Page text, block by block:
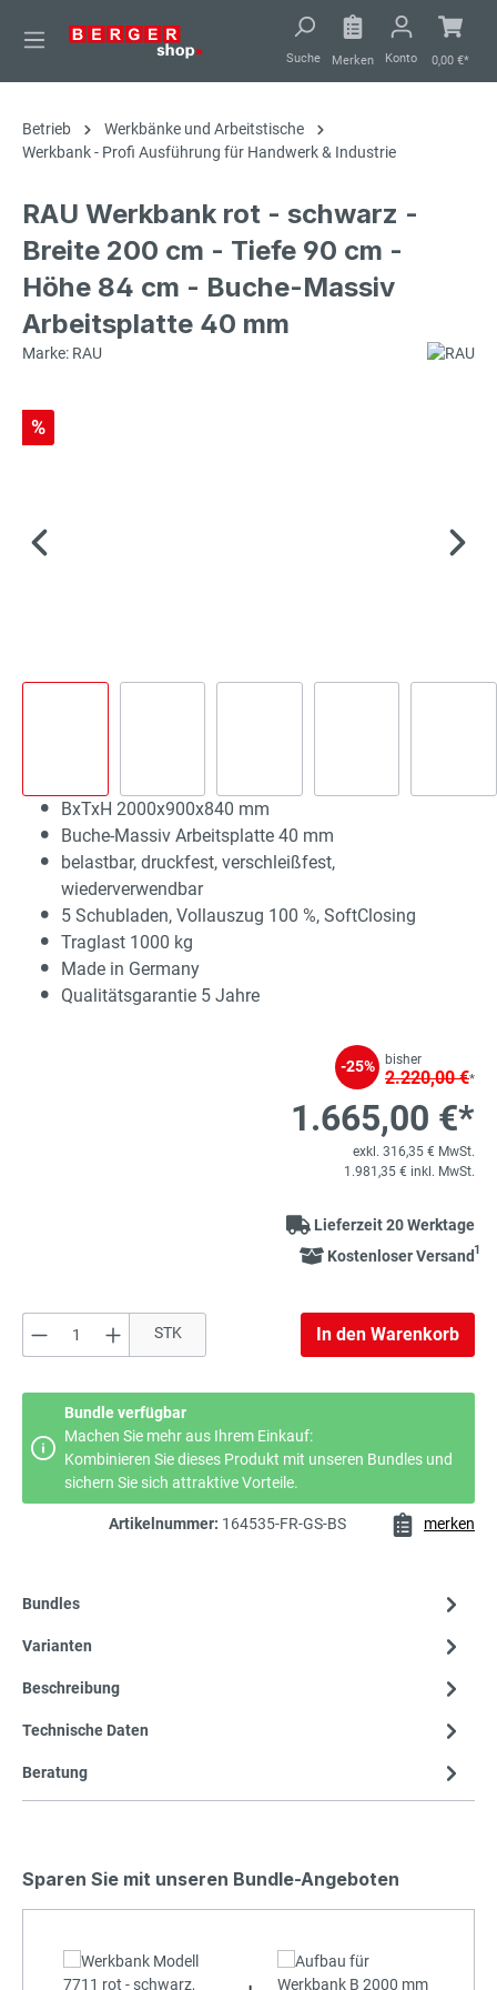
springen
Suche Merken Konto 0,00 €*
Betrieb
Werkbänke und Arbeitstische
Werkbank - Profi Ausführung für Handwerk & Industrie
RAU Werkbank rot - schwarz -
Breite 200 cm - Tiefe 90 cm -
Höhe 84 cm - Buche-Massiv
Arbeitsplatte 40 mm
Marke: RAU
%
BxTxH 2000x900x840 mm
Buche-Massiv Arbeitsplatte 40 mm
belastbar, druckfest, verschleißfest,
wiederverwendbar
5 Schubladen, Vollauszug 100 %, SoftClosing
Traglast 1000 kg
Made in Germany
Qualitätsgarantie 5 Jahre
-25% bisher
2.220,00 €*
1.665,00 €*
exkl. 316,35 € MwSt.
1.981,35 € inkl. MwSt.
Lieferzeit 20 Werktage
Kostenloser Versand1
Produkt Anzahl: Gib den gewünschten
STK In den Warenkorb
Bundle verfügbar
Machen Sie mehr aus Ihrem Einkauf:
Kombinieren Sie dieses Produkt mit unseren Bundles und
sichern Sie sich attraktive Vorteile.
Artikelnummer: 164535-FR-GS-BS merken
Bundles
Varianten
Beschreibung
Technische Daten
Beratung
Sparen Sie mit unseren Bundle-Angeboten